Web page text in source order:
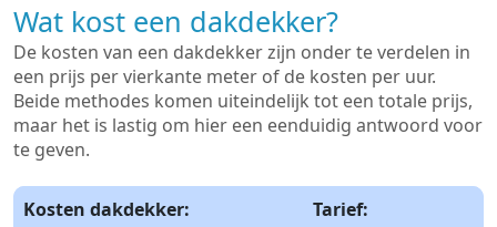
Wat kost een dakdekker?
De kosten van een dakdekker zijn onder te verdelen in
een prijs per vierkante meter of de kosten per uur.
Beide methodes komen uiteindelijk tot een totale prijs,
maar het is lastig om hier een eenduidig antwoord voor
te geven.
Kosten dakdekker:
Tarief: